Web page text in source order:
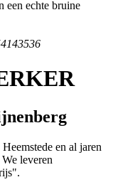
een echte bruine
en al jaren
leveren